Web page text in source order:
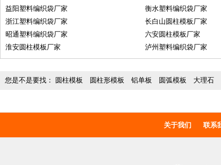
益阳塑料编织袋厂家
衡水塑料编织袋厂家
浙江塑料编织袋厂家
长白山圆柱模板厂家
昭通塑料编织袋厂家
六安圆柱模板厂家
淮安圆柱模板厂家
泸州塑料编织袋厂家
您是不是要找： 圆柱模板 圆柱形模板 铝单板 圆弧模板 大理石
关于我们 联系